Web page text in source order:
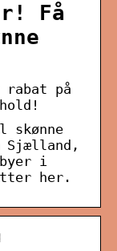
Få
på
skønne
Sjælland,
i
her.